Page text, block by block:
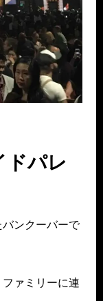
ドパレ
ンクーバーで
ァミリーに連